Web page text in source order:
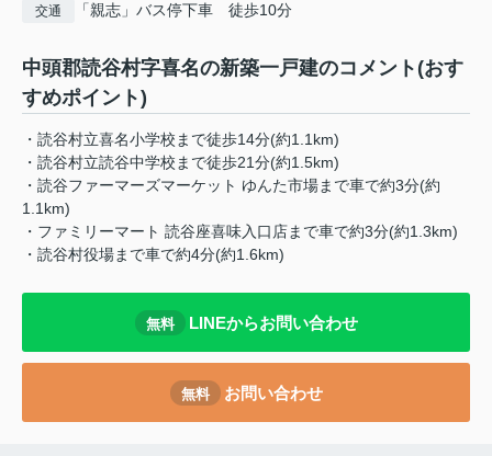
交通 「親志」バス停下車 徒歩10分
中頭郡読谷村字喜名の新築一戸建のコメント(おす
すめポイント)
・読谷村立喜名小学校まで徒歩14分(約1.1km)
・読谷村立読谷中学校まで徒歩21分(約1.5km)
・読谷ファーマーズマーケット ゆんた市場まで車で約3分(約
1.1km)
・ファミリーマート 読谷座喜味入口店まで車で約3分(約1.3km)
・読谷村役場まで車で約4分(約1.6km)
無料 LINEからお問い合わせ
無料 お問い合わせ